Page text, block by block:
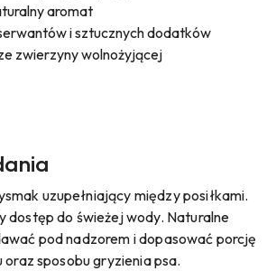
aromat
i sztucznych dodatków
zwierzyny wolnożyjącej
uzupełniający między posiłkami.
dostęp do świeżej wody. Naturalne
pod nadzorem i dopasować porcję
sposobu gryzienia psa.